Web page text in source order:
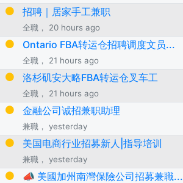
招聘｜居家手工兼职
全職， 20 hours ago
Ontario FBA转运仓招聘调度文员...
全職， 21 hours ago
洛杉矶安大略FBA转运仓叉车工
全職， 21 hours ago
金融公司诚招兼职助理
兼職， yesterday
美国电商行业招募新人|指导培训
兼職， yesterday
📣 美國加州南灣保險公司招募兼職...